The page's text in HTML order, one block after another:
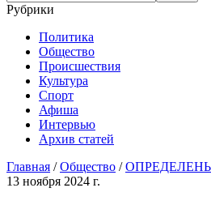
Рубрики
Политика
Общество
Проиcшествия
Культура
Спорт
Афиша
Интервью
Архив статей
Главная /Общество /
13 ноября 2024 г.